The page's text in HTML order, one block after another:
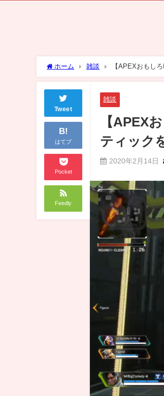
ホーム 雑談 【APEXおもし
Tweet
B!
はてブ
Pocket
Feedly
雑談
【APEX
ティック
2020年2月14日